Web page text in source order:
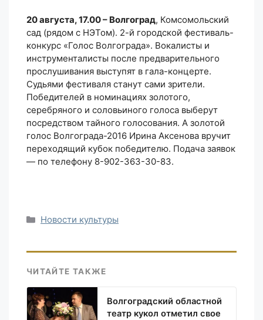
20 августа, 17.00 – Волгоград, Комсомольский
сад (рядом с НЭТом). 2-й городской фестиваль-
конкурс «Голос Волгограда». Вокалисты и
инструменталисты после предварительного
прослушивания выступят в гала-концерте.
Судьями фестиваля станут сами зрители.
Победителей в номинациях золотого,
серебряного и соловьиного голоса выберут
посредством тайного голосования. А золотой
голос Волгограда-2016 Ирина Аксенова вручит
переходящий кубок победителю. Подача заявок
— по телефону 8-902-363-30-83.
Рубрики
Новости культуры
ЧИТАЙТЕ ТАКЖЕ
Волгоградский областной
театр кукол отметил свое